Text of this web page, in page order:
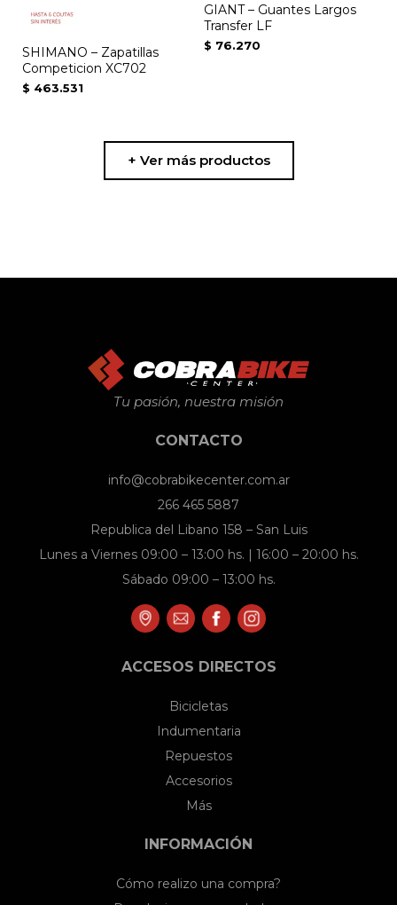
SHIMANO – Zapatillas
Competicion XC702
$ 463.531
GIANT – Guantes Largos
Transfer LF
$ 76.270
+ Ver más productos
Tu pasión, nuestra misión
CONTACTO
info@cobrabikecenter.com.ar
266 465 5887
Republica del Libano 158 – San Luis
Lunes a Viernes 09:00 – 13:00 hs. | 16:00 – 20:00 hs.
Sábado 09:00 – 13:00 hs.
ACCESOS DIRECTOS
Bicicletas
Indumentaria
Repuestos
Accesorios
Más
INFORMACIÓN
Cómo realizo una compra?